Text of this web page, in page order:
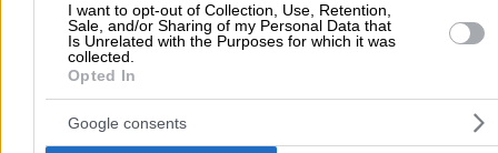
I want to opt-out of Collection, Use, Retention,
Sale, and/or Sharing of my Personal Data that
Is Unrelated with the Purposes for which it was
collected.
Opted In
Google consents
Πειραιάς Κέρκυρα Χανιά Καλαμάτα
περισσότερα >>
Χρήσιμα Σήμερα
Εφημερίες Φαρμακείων Εφημερίες Νοσοκομείων